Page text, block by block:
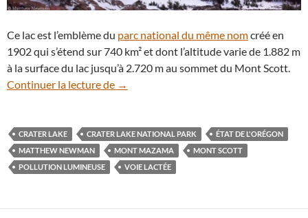
Ce lac est l’emblème du parc national du même nomcréé en
1902 qui s’étend sur 740 km² et dont l’altitude varie de 1.882 m
à la surface du lac jusqu’à 2.720 m au sommet du Mont Scott.
Continuer la lecture de Crater Lake : une nuit d’hiver sous la
→
CRATER LAKE CRATER LAKE NATIONAL PARK
ÉTAT DE L'ORÉGON
MATTHEW NEWMAN
MONT MAZAMA
MONT SCOTT
POLLUTION LUMINEUSE
VOIE LACTÉE